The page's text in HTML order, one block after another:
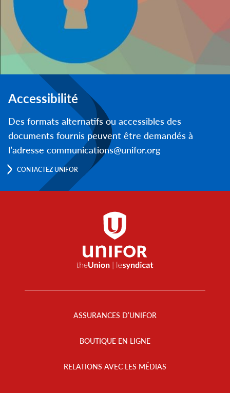
Accessibilité
Des formats alternatifs ou accessibles des
documents fournis peuvent être demandés à
l’adresse communications@unifor.org
CONTACTEZ UNIFOR
ASSURANCES D’UNIFOR
BOUTIQUE EN LIGNE
RELATIONS AVEC LES MÉDIAS